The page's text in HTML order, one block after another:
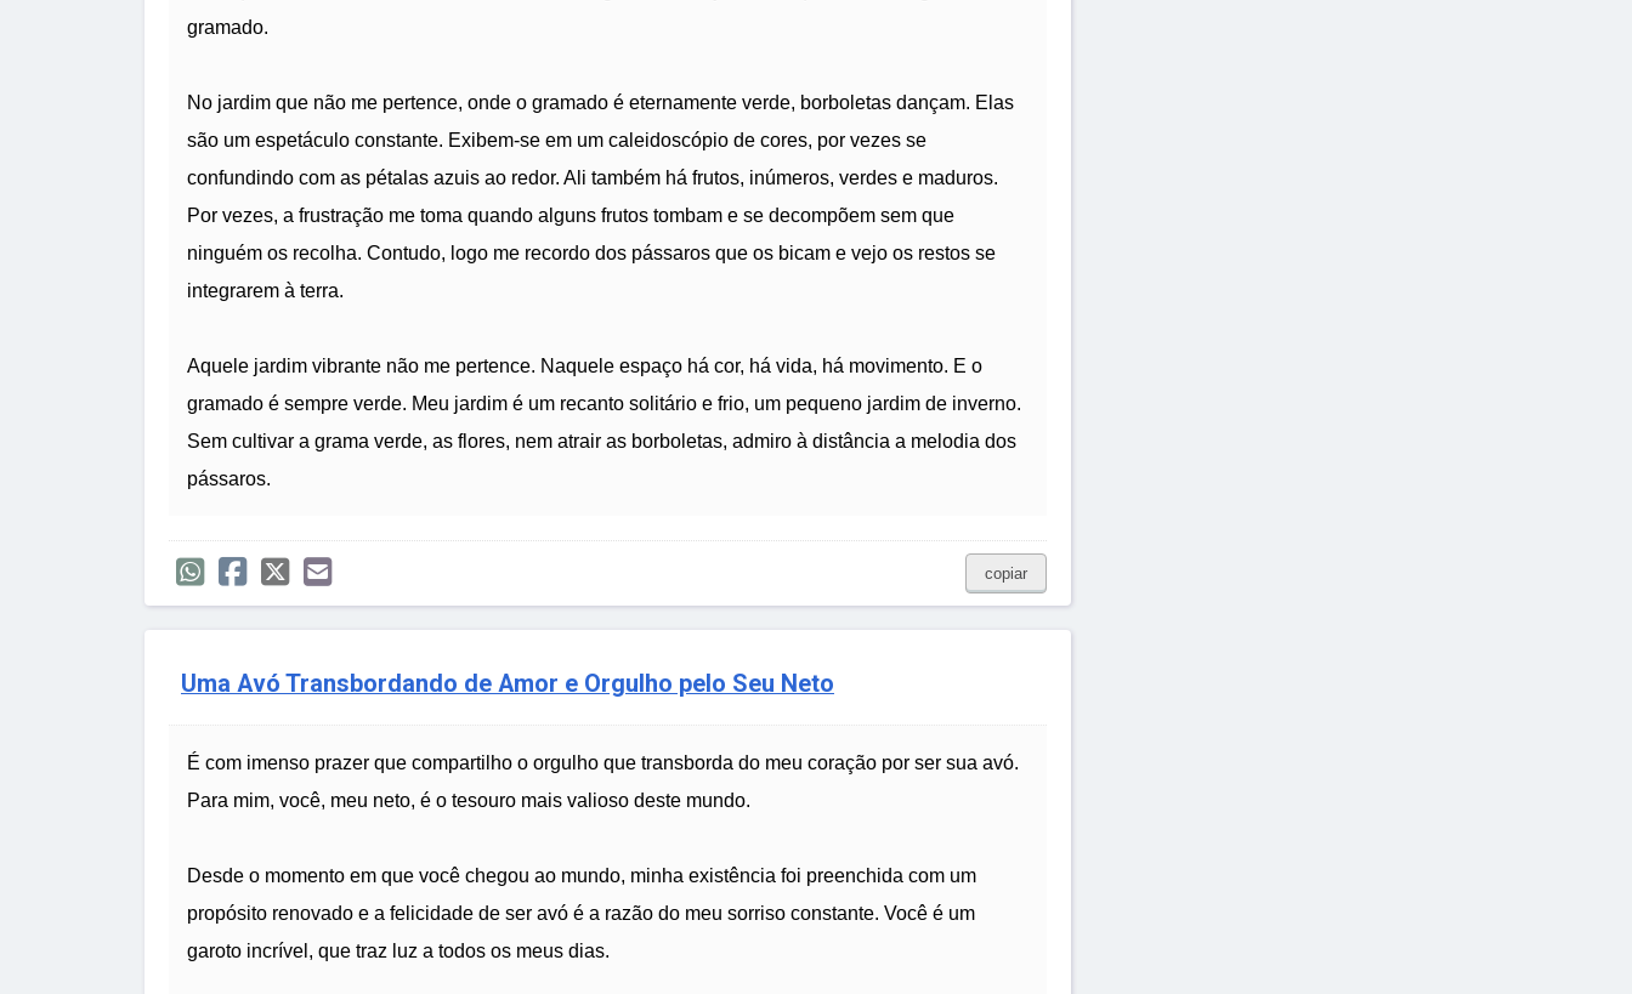
gramado.
No jardim que não me pertence, onde o gramado é eternamente verde, borboletas dançam. Elas
são um espetáculo constante. Exibem-se em um caleidoscópio de cores, por vezes se
confundindo com as pétalas azuis ao redor. Ali também há frutos, inúmeros, verdes e maduros.
Por vezes, a frustração me toma quando alguns frutos tombam e se decompõem sem que
ninguém os recolha. Contudo, logo me recordo dos pássaros que os bicam e vejo os restos se
integrarem à terra.
Aquele jardim vibrante não me pertence. Naquele espaço há cor, há vida, há movimento. E o
gramado é sempre verde. Meu jardim é um recanto solitário e frio, um pequeno jardim de inverno.
Sem cultivar a grama verde, as flores, nem atrair as borboletas, admiro à distância a melodia dos
pássaros.
copiar
Uma Avó Transbordando de Amor e Orgulho pelo Seu Neto
É com imenso prazer que compartilho o orgulho que transborda do meu coração por ser sua avó.
Para mim, você, meu neto, é o tesouro mais valioso deste mundo.
Desde o momento em que você chegou ao mundo, minha existência foi preenchida com um
propósito renovado e a felicidade de ser avó é a razão do meu sorriso constante. Você é um
garoto incrível, que traz luz a todos os meus dias.